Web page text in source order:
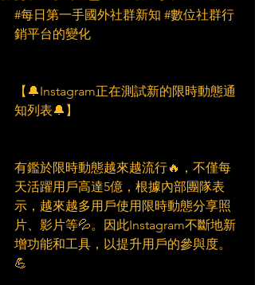
#每日第一手國外社群新知 #數位社群行
銷平台的變化
【🔔Instagram正在測試新的限時動態通
知列表🔔】
有鑑於限時動態越來越流行🔥，不僅每
天活躍用戶高達5億，根據內部團隊表
示，越來越多用戶使用限時動態分享照
片、影片等💦。因此Instagram不斷地新
增功能和工具，以提升用戶的參與度。
💪